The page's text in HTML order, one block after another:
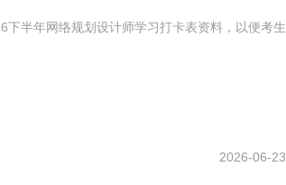
半年网络规划设计师学习打卡表资料，以便考生
2026-06-23